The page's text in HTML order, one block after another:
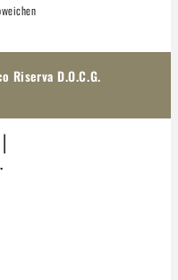
Riserva D.O.C.G.